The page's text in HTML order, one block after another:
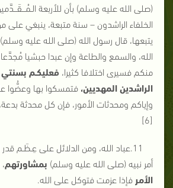
(صلى الله عليه وسلم) بأن للأربعة
الخلفاء الراشدون – سنة متبعة، ينبغي على
يتبعها، قال رسول الله (صلى الله عليه
منكم فسيرى اختلافا كثيرا، فعليكـم
الراشدين المهديين، فتمسكوا بها وعضُّوا
وإياكم ومحدثات الأمور، فإن كل محدثة
[6]
11.عباد الله، ومن الدلائل على عِـظَـم
أمر نبيه (صلى الله عليه وسلم) بمشاورتهم
الأمر فإذا عزمت فتوكل على الله.